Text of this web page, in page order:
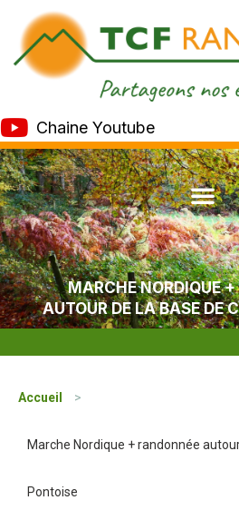
Chaine Youtube
MARCHE NORDIQUE
AUTOUR DE LA BASE DE
Accueil >
Marche Nordique + randonnée
Pontoise